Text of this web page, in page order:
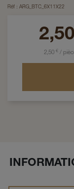
Réf : ARG_BTC_6X11X22
2,50
2,50 €/